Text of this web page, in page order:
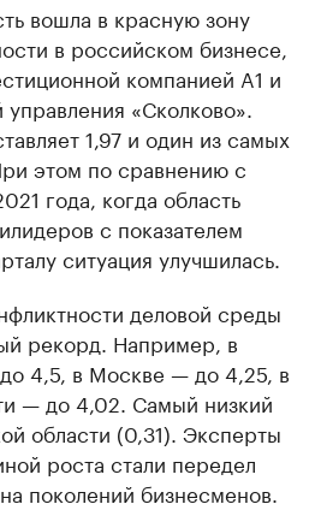
вошла в красную зону
в российском бизнесе,
компанией A1 и
«Сколково».
1,97 и один из самых
этом по сравнению с
года, когда область
с показателем
ситуация улучшилась.
деловой среды
рекорд. Например, в
4,5, в Москве — до 4,25, в
— до 4,02. Самый низкий
области (0,31). Эксперты
роста стали передел
поколений бизнесменов.